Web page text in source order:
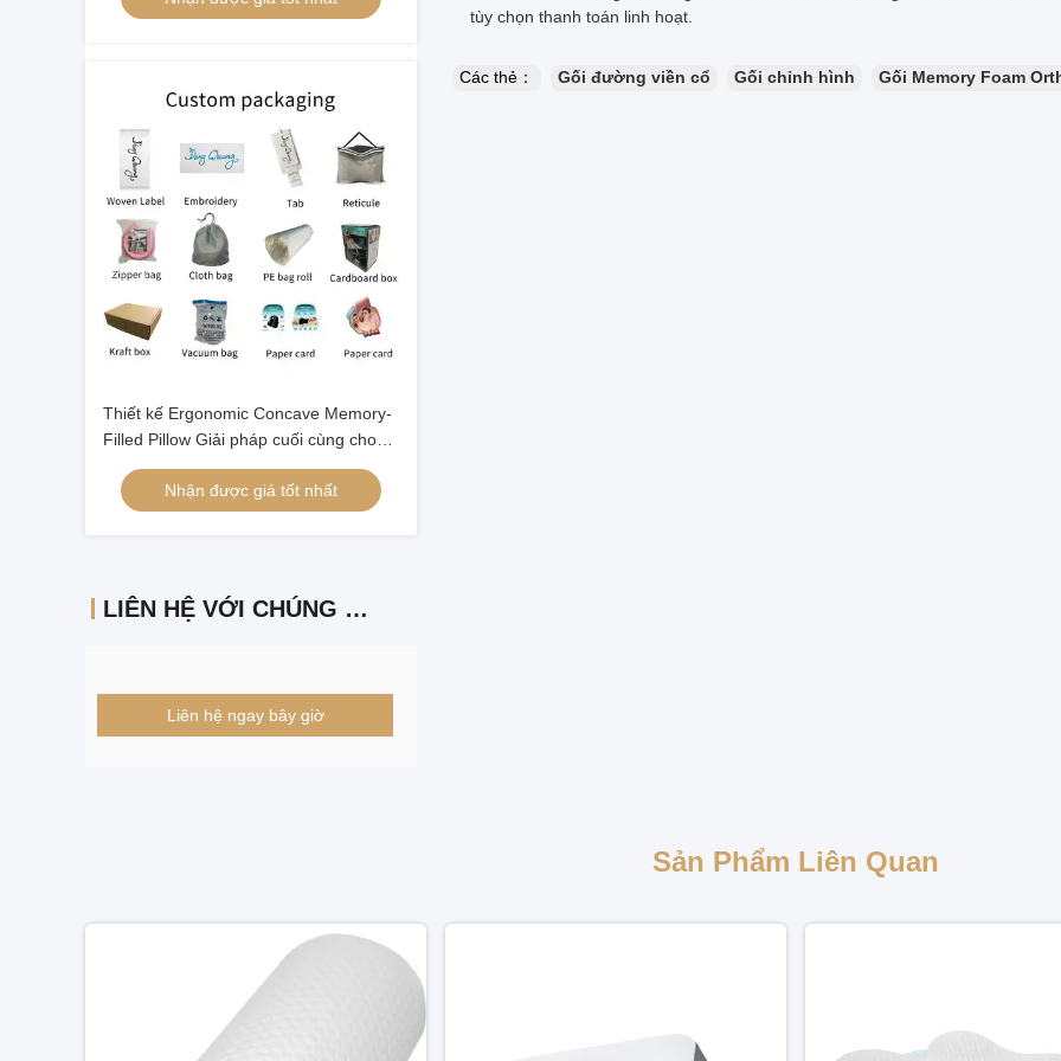
Thiết kế Ergonomic Concave Memory-
Filled Pillow Giải pháp cuối cùng cho
một giấc ngủ ngon
Nhận được giá tốt nhất
LIÊN HỆ VỚI CHÚNG TÔI
Liên hệ ngay bây giờ
tùy chọn thanh toán linh hoạt.
Các thẻ： Gối đường viền cổ Gối chỉnh hình Gối Memory Foam
Sản Phẩm Liên Quan